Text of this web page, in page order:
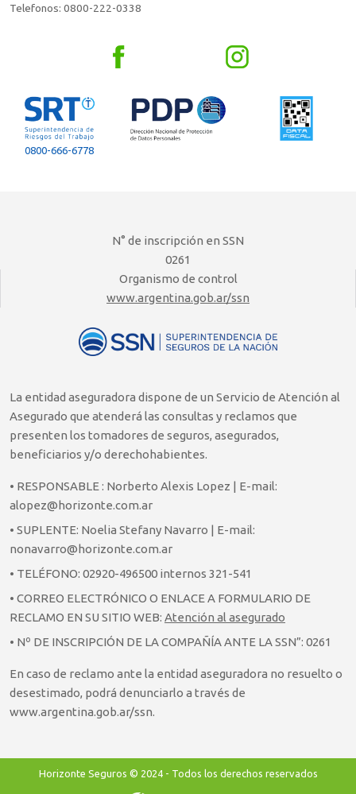
Telefonos: 0800-222-0338
0800-666-6778
N° de inscripción en SSN
0261
Organismo de control
www.argentina.gob.ar/ssn
La entidad aseguradora dispone de un Servicio de Atención al
Asegurado que atenderá las consultas y reclamos que
presenten los tomadores de seguros, asegurados,
beneficiarios y/o derechohabientes.
• RESPONSABLE : Norberto Alexis Lopez | E-mail:
alopez@horizonte.com.ar
• SUPLENTE: Noelia Stefany Navarro | E-mail:
nonavarro@horizonte.com.ar
• TELÉFONO: 02920-496500 internos 321-541
• CORREO ELECTRÓNICO O ENLACE A FORMULARIO DE
RECLAMO EN SU SITIO WEB: Atención al asegurado
• Nº DE INSCRIPCIÓN DE LA COMPAÑÍA ANTE LA SSN”: 0261
En caso de reclamo ante la entidad aseguradora no resuelto o
desestimado, podrá denunciarlo a través de
www.argentina.gob.ar/ssn.
Horizonte Seguros © 2024 - Todos los derechos reservados